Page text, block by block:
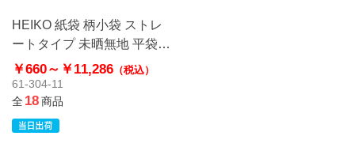
HEIKO 紙袋 柄小袋 ストレ
ートタイプ 未晒無地 平袋
クラフト
￥660～ ￥11,286 （税込）
61-304-11
全18商品